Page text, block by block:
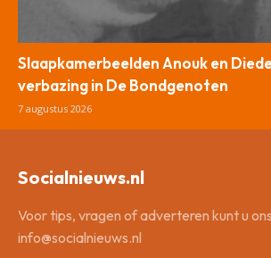
Slaapkamerbeelden Anouk en
verbazing in De Bondgenoten
7 augustus 2026
Socialnieuws.nl
Voor tips, vragen of adverteren kunt u
info@socialnieuws.nl